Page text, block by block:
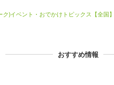
)イベント・おでかけトピックス【全国】
おすすめ情報